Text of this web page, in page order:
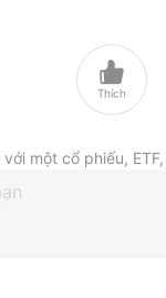

Thích
một cổ phiếu,